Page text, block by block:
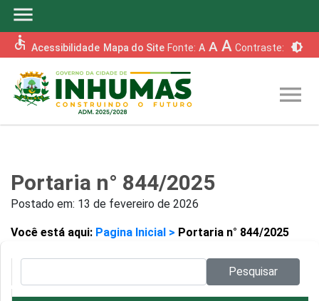
menu
accessible Acessibilidade Mapa do Site Fonte: A A A Contraste: brightness_6
menu
Portaria n° 844/2025
Postado em: 13 de fevereiro de 2026
Você está aqui: Pagina Inicial > Portaria n° 844/2025
Pesquisar